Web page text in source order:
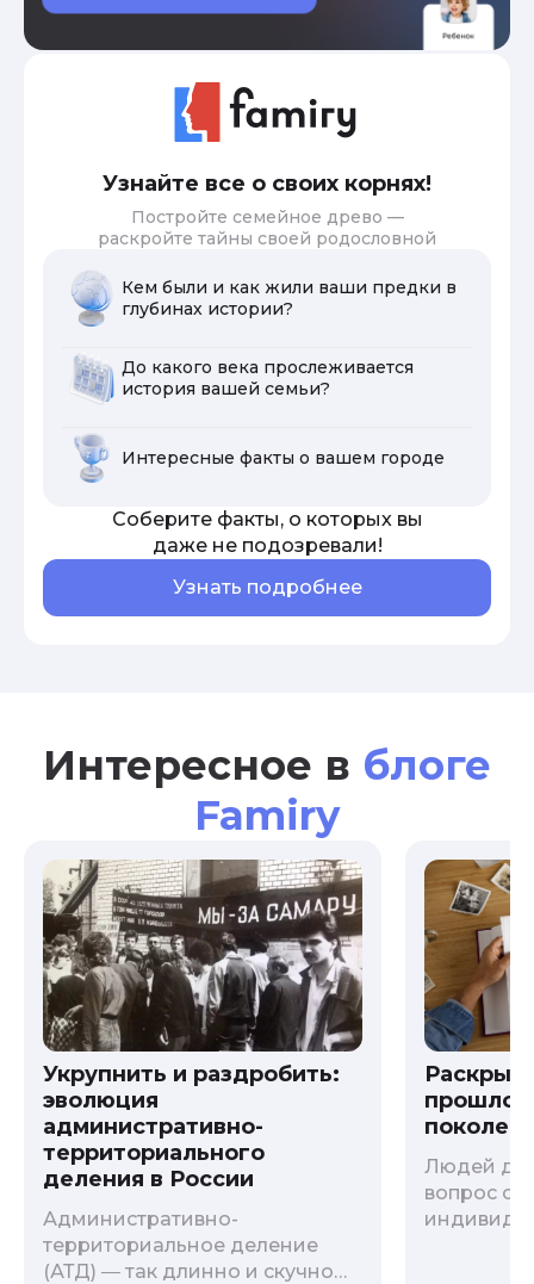
Узнайте все о своих корнях!
Постройте семейное древо —
раскройте тайны своей родословной
Кем были и как жили ваши предки в
глубинах истории?
До какого века прослеживается
история вашей семьи?
Интересные факты о вашем городе
Соберите факты, о которых вы
даже не подозревали!
Узнать подробнее
Интересное в блоге
Famiry
Укрупнить и раздробить:
эволюция
административно-
территориального
деления в России
Административно-
территориальное деление
(АТД) ― так длинно и скучно
Людей
вопрос о